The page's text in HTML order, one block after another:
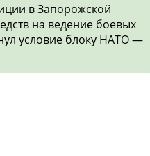
в Запорожской
на ведение боевых
условие блоку НАТО —